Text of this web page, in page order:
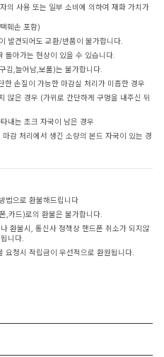
의 사용 또는 일부 소비에 의하여 재화 가치가
훼손 포함)
발견되어도 교환/반품이 불가합니다.
돌아가는 현상이 있을 수 있습니다.
김,늘어남,보풀)는 불가합니다.
한 손질이 가능한 마감실 처리가 미흡한 경우
않은 경우 (가위로 간단하게 구멍을 내주신 뒤
내는 초크 자국이 남은 경우
감 처리에서 생긴 소량의 본드 자국이 있는 경
법으로 환불해드립니다
,카드)로의 환불은 불가합니다.
환불시, 통신사 정책상 핸드폰 취소가 되지않
니다.
요청시 적립금이 우선적으로 환원됩니다.